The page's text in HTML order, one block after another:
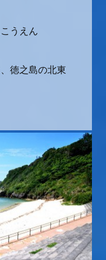
うえん
徳之島の北東